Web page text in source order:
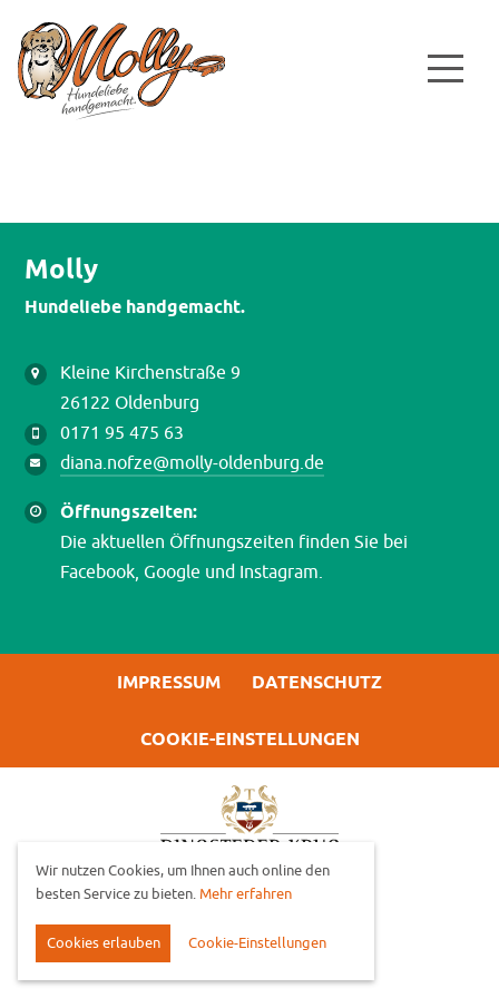
Molly
Hundeliebe handgemacht.
Kleine Kirchenstraße 9
26122 Oldenburg
0171 95 475 63
diana.nofze@molly-oldenburg.de
Öffnungszeiten:
Die aktuellen Öffnungszeiten finden Sie bei
Facebook, Google und Instagram.
IMPRESSUM DATENSCHUTZ
COOKIE-EINSTELLUNGEN
Wir nutzen Cookies, um Ihnen auch online den
besten Service zu bieten.Mehr erfahren
Cookies erlauben Cookie-Einstellungen